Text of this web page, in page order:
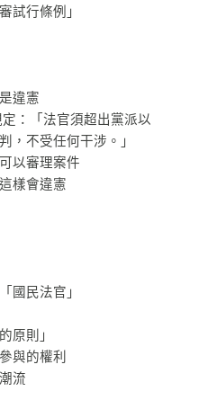
試行條例」
違憲
：「法官須超出黨派以
，不受任何干涉。」
以審理案件
樣會違憲
國民法官」
原則」
與的權利
流